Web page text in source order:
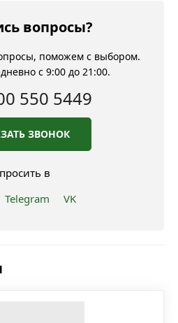
вопросы?
поможем с выбором.
с 9:00 до 21:00.
550 5449
ЗВОНОК
в
Telegram VK